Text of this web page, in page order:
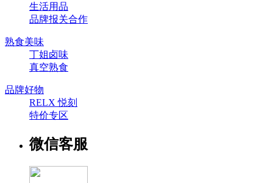
生活用品
品牌报关合作
熟食美味
丁姐卤味
真空熟食
品牌好物
RELX 悦刻
特价专区
微信客服